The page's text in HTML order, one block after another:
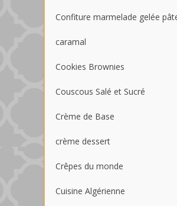
Confiture marmelade gelée
caramal
Cookies Brownies
Couscous Salé et Sucré
Crème de Base
crème dessert
Crêpes du monde
Cuisine Algérienne